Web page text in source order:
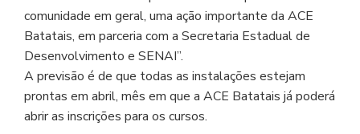
comunidade em geral, uma ação importante da ACE
Batatais, em parceria com a Secretaria Estadual de
Desenvolvimento e SENAI”.
A previsão é de que todas as instalações estejam
prontas em abril, mês em que a ACE Batatais já poderá
abrir as inscrições para os cursos.